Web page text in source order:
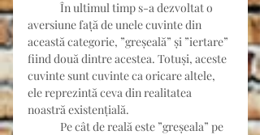
aversiune față de unele cuvinte din
această categorie, ”greșeală” și ”iertare”
fiind două dintre acestea. Totuși, aceste
cuvinte sunt cuvinte ca oricare altele,
ele reprezintă ceva din realitatea
noastră existențială.